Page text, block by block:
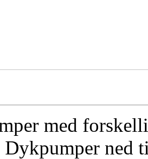
med
Dykpumper ned